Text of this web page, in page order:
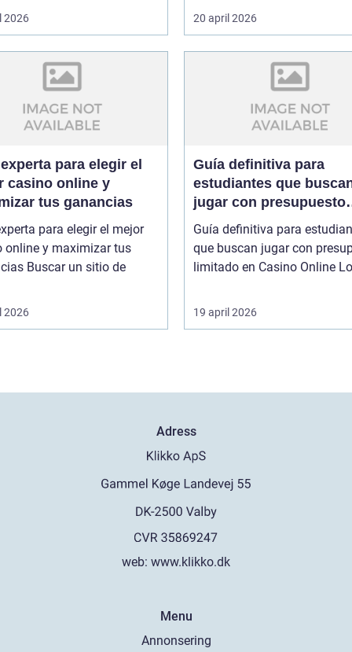
2026 20 april 2026
para elegir el
casino online y
tus ganancias
para elegir el mejor
online y maximizar tus
un sitio de
2026
Guía definitiva para
estudiantes que
jugar con presupuesto
limitado en Casino
Guía definitiva para
que buscan jugar con
limitado
19 april 2026
Adress
web: www.klikko.dk
Menu
Annonsering